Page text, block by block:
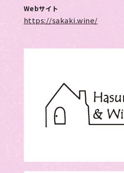
Webサイト
https://sakaki.wine/